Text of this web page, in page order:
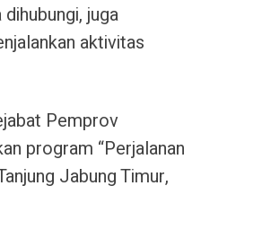
juga
aktivitas
Pemprov
program “Perjalanan
Jabung Timur,